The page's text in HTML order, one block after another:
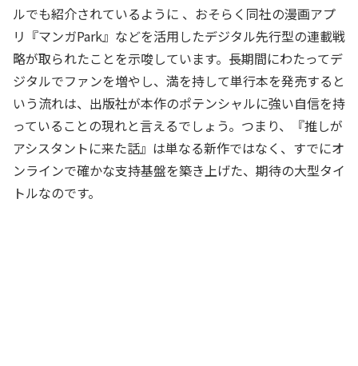
ルでも紹介されているように 、おそらく同社の漫画アプ
リ『マンガPark』などを活用したデジタル先行型の連載戦
略が取られたことを示唆しています。長期間にわたってデ
ジタルでファンを増やし、満を持して単行本を発売すると
いう流れは、出版社が本作のポテンシャルに強い自信を持
っていることの現れと言えるでしょう。つまり、『推しが
アシスタントに来た話』は単なる新作ではなく、すでにオ
ンラインで確かな支持基盤を築き上げた、期待の大型タイ
トルなのです。